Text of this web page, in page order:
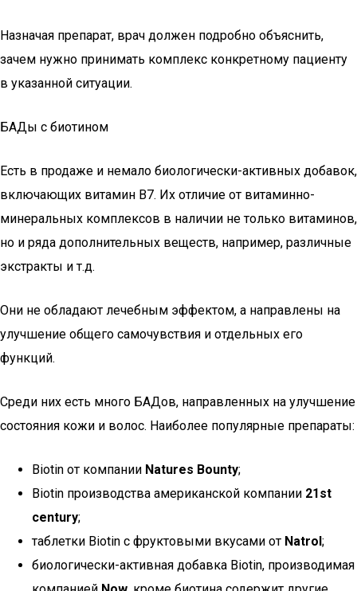
Назначая препарат, врач должен подробно объяснить,
зачем нужно принимать комплекс конкретному пациенту
в указанной ситуации.
БАДы с биотином
Есть в продаже и немало биологически-активных добавок,
включающих витамин B7. Их отличие от витаминно-
минеральных комплексов в наличии не только витаминов,
но и ряда дополнительных веществ, например, различные
экстракты и т.д.
Они не обладают лечебным эффектом, а направлены на
улучшение общего самочувствия и отдельных его
функций.
Среди них есть много БАДов, направленных на улучшение
состояния кожи и волос. Наиболее популярные препараты:
Biotin от компании Natures Bounty;
Biotin производства американской компании 21st
century;
таблетки Biotin с фруктовыми вкусами от Natrol;
биологически-активная добавка Biotin, производимая